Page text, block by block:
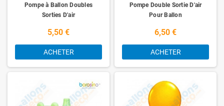
Pompe à Ballon Doubles
Sorties D'air
5,50 €
ACHETER
Pompe Double Sortie D'air
Pour Ballon
6,50 €
ACHETER